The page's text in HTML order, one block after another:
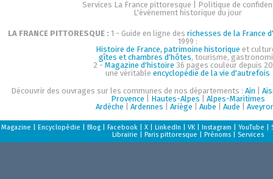
Services La France pittoresque
Politique de
L'événement historique du jour
LA FRANCE PITTORESQUE : 1 - Guide en ligne des richesses de la France
1999 :
Histoire de France, patrimoine historique et
gîtes et chambres d'hôtes, tourisme,
2 - Magazine d'histoire 36 pages couleur depuis
une véritable encyclopédie de la vie d'autrefois
Découvrir des ouvrages sur les communes de nos départements : Ain
Provence
Hautes-Alpes
Alpes-Maritimes
Ardèche
Ardennes Ariège Aube Aude
Magazine Encyclopédie Blog| Facebook| X| LinkedIn VK| Instagram YouTube
Librairie
Paris pittoresque Prénoms| Services